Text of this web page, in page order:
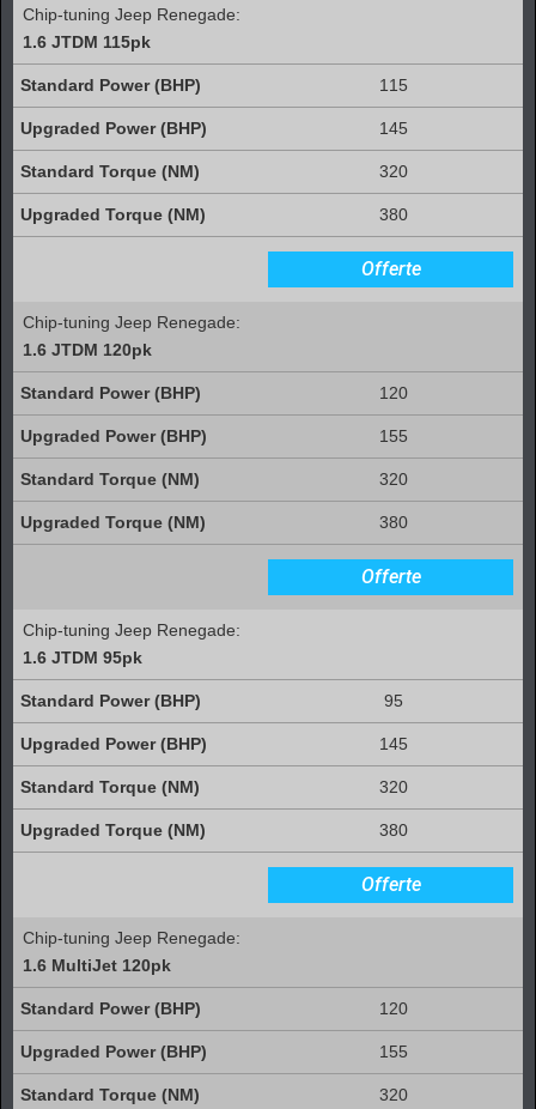
Chip-tuning Jeep Renegade:
1.6 JTDM 115pk
115
145
320
380
Offerte
Chip-tuning Jeep Renegade:
1.6 JTDM 120pk
120
155
320
380
Offerte
Chip-tuning Jeep Renegade:
1.6 JTDM 95pk
95
145
320
380
Offerte
Chip-tuning Jeep Renegade:
1.6 MultiJet 120pk
120
155
320